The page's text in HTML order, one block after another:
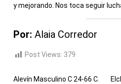
y mejorando. Nos toca seguir
Por: Alaia Corredor
Post Views: 379
Alevín Masculino C 24-66 C.